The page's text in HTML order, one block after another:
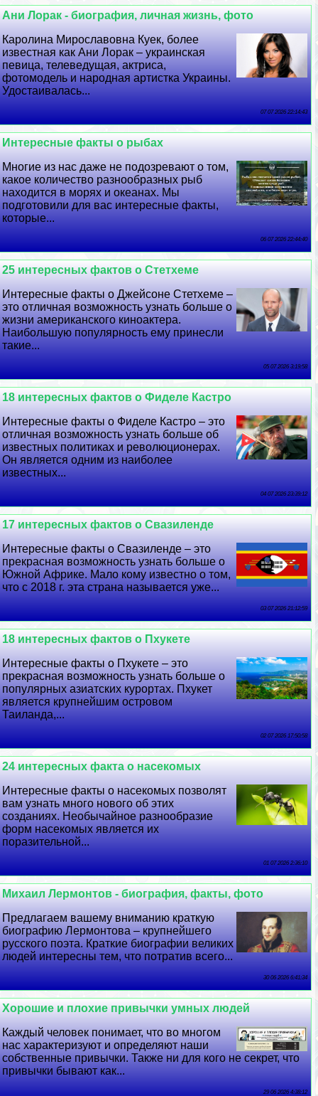
Ани Лоpaк - биография, личная жизнь, фото
Каролина Мирославовна Куек, более
известная как Ани Лоpaк – украинская
певица, телеведущая, актриса,
фотомодель и народная артистка Украины.
Удостаивалась...
07 07 2026 22:14:43
Интересные факты о рыбах
Многие из нас даже не подозревают о том,
какое количество разнообразных рыб
находится в морях и океанах. Мы
подготовили для вас интересные факты,
которые...
06 07 2026 22:44:40
25 интересных фактов о Стетхеме
Интересные факты о Джейсоне Стетхеме –
это отличная возможность узнать больше о
жизни американского киноактера.
Наибольшую популярность ему принесли
такие...
05 07 2026 3:19:58
18 интересных фактов о Фиделе Кастро
Интересные факты о Фиделе Кастро – это
отличная возможность узнать больше об
известных политиках и революционерах.
Он является одним из наиболее
известных...
04 07 2026 23:39:12
17 интересных фактов о Свазиленде
Интересные факты о Свазиленде – это
прекрасная возможность узнать больше о
Южной Африке. Мало кому известно о том,
что с 2018 г. эта страна называется уже...
03 07 2026 21:12:59
18 интересных фактов о Пхукете
Интересные факты о Пхукете – это
прекрасная возможность узнать больше о
популярных азиатских курортах. Пхукет
является крупнейшим островом
Таиланда,...
02 07 2026 17:50:58
24 интересных факта о насекомых
Интересные факты о насекомых позволят
вам узнать много нового об этих
созданиях. Необычайное разнообразие
форм насекомых является их
поразительной...
01 07 2026 2:36:10
Михаил Лермонтов - биография, факты, фото
Предлагаем вашему вниманию краткую
биографию Лермонтова – крупнейшего
русского поэта. Краткие биографии великих
людей интересны тем, что потратив всего...
30 06 2026 6:41:34
Хорошие и плохие привычки умных людей
Каждый человек понимает, что во многом
нас хаpaктеризуют и определяют наши
собственные привычки. Также ни для кого не секрет, что
привычки бывают как...
29 06 2026 4:38:12